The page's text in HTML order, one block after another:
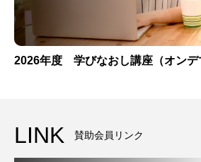
2026年度 学びなおし講座（オンデ
LINK 賛助会員リンク